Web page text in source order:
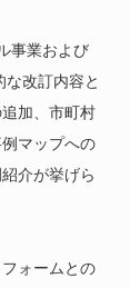
事業および
改訂内容と
加、市町村
マップへの
介が挙げら
ォームとの